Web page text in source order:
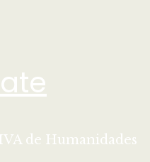
de Humanidades